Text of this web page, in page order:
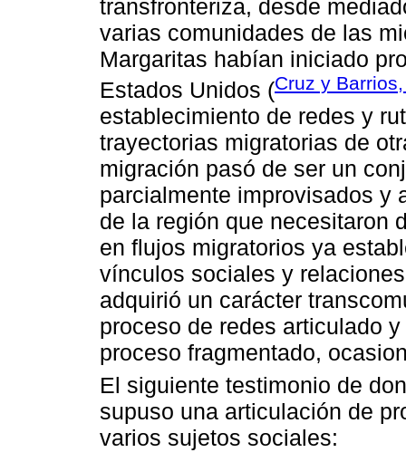
transfronteriza, desde
varias comunidades de las
Margaritas habían iniciado
Estados Unidos (Cruz y
establecimiento de redes y
trayectorias migratorias de
migración pasó de ser un
parcialmente improvisados y
de la región que necesitaron
en flujos migratorios ya
vínculos sociales y
adquirió un carácter
proceso de redes articulado
proceso fragmentado,
El siguiente testimonio de
supuso una articulación de
varios sujetos sociales: